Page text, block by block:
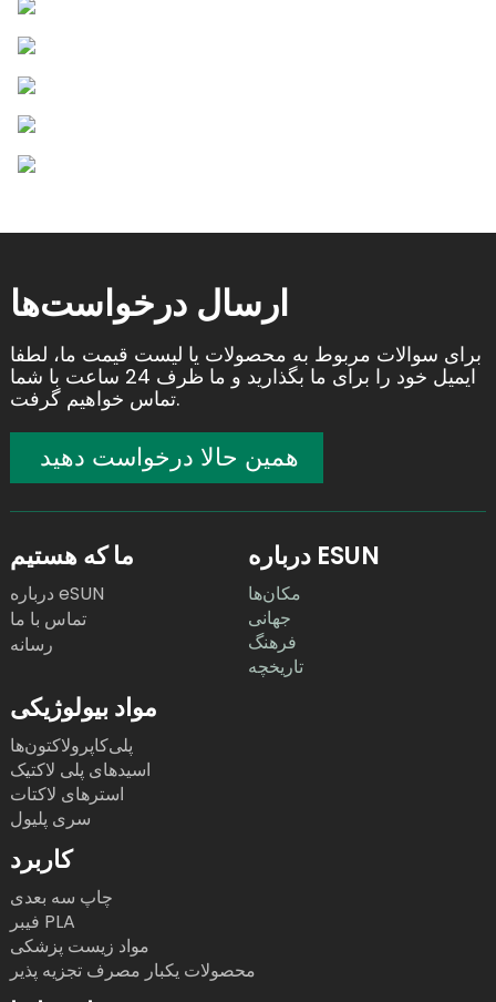
ارسال درخواست‌ها
برای سوالات مربوط به محصولات یا لیست قیمت ما، لطفا
ایمیل خود را برای ما بگذارید و ما ظرف 24 ساعت با شما
تماس خواهیم گرفت.
همین حالا درخواست دهید
ما که هستیم
درباره eSUN
تماس با ما
رسانه
درباره ESUN
مکان‌ها
جهانی
فرهنگ
تاریخچه
مواد بیولوژیکی
پلی‌کاپرولاکتون‌ها
اسیدهای پلی لاکتیک
استرهای لاکتات
سری پلیول
کاربرد
چاپ سه بعدی
فیبر PLA
مواد زیست پزشکی
محصولات یکبار مصرف تجزیه پذیر